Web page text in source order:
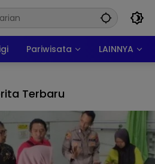
Pariwisata LAINNYA
Terbaru